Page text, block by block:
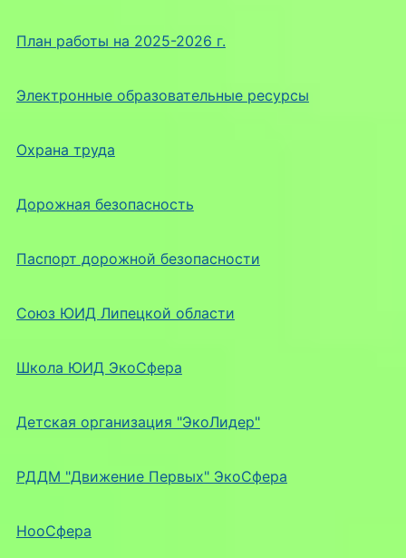
План работы на 2025-2026 г.
Электронные образовательные ресурсы
Охрана труда
Дорожная безопасность
Паспорт дорожной безопасности
Союз ЮИД Липецкой области
Школа ЮИД ЭкоСфера
Детская организация "ЭкоЛидер"
РДДМ "Движение Первых" ЭкоСфера
НооСфера